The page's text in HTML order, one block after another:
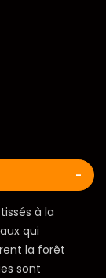
à la
qui
la forêt
sont